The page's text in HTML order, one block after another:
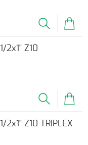
2x1" Z10
2x1" Z10 TRIPLEX